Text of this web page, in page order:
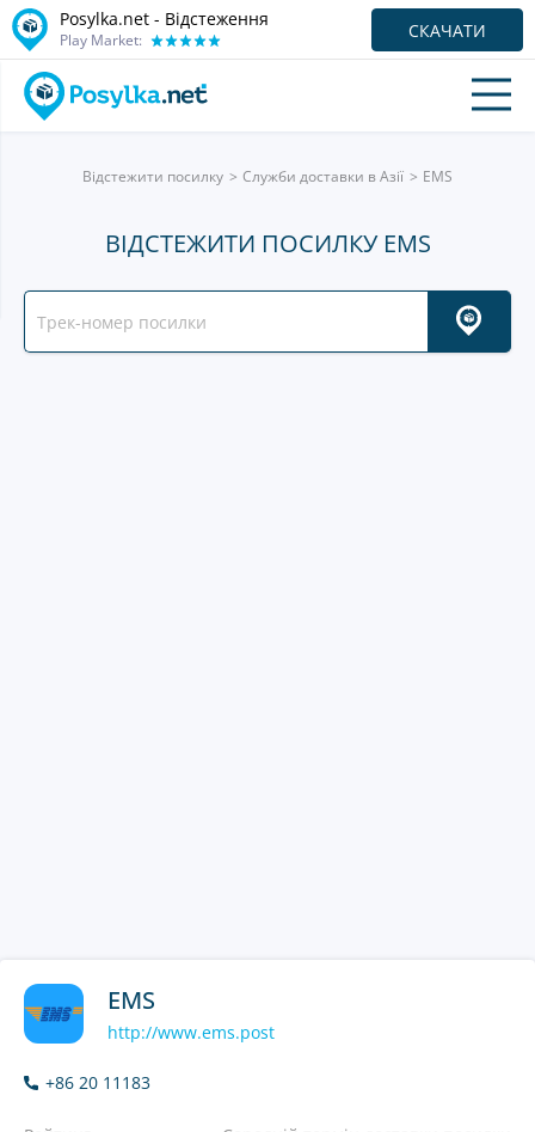
Posylka.net - Відстеження
Play Market: СКАЧАТИ
Відстежити посилку Служби доставки в Азії EMS
ВІДСТЕЖИТИ ПОСИЛКУ EMS
EMS
http://www.ems.post
+86 20 11183